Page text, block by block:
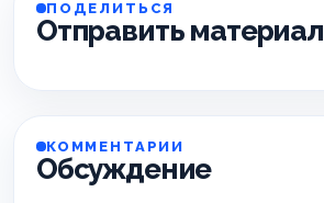
ПОДЕЛИТЬСЯ
Отправить материал
КОММЕНТАРИИ
Обсуждение